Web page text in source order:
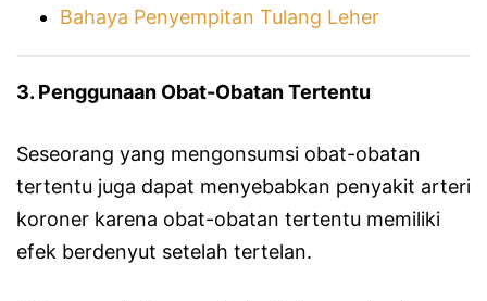
Bahaya Penyempitan Tulang Leher
3. Penggunaan Obat-Obatan Tertentu
Seseorang yang mengonsumsi obat-obatan
tertentu juga dapat menyebabkan penyakit arteri
koroner karena obat-obatan tertentu memiliki
efek berdenyut setelah tertelan.